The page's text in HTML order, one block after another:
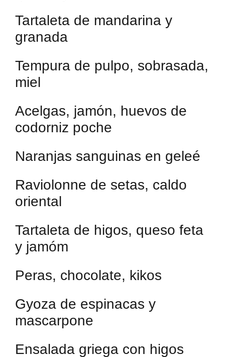
Tartaleta de mandarina y
granada
Tempura de pulpo, sobrasada,
miel
Acelgas, jamón, huevos de
codorniz poche
Naranjas sanguinas en geleé
Raviolonne de setas, caldo
oriental
Tartaleta de higos, queso feta
y jamóm
Peras, chocolate, kikos
Gyoza de espinacas y
mascarpone
Ensalada griega con higos